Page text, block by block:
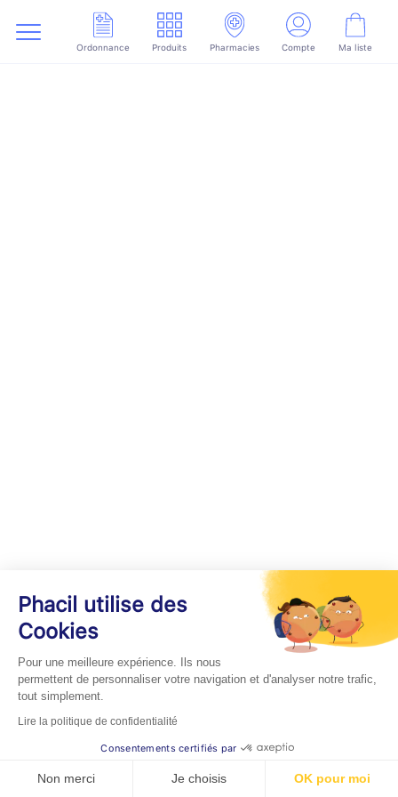
Ordonnance Produits Pharmacies Compte Ma liste
Phacil utilise des
Cookies
Pour une meilleure expérience. Ils nous
permettent de personnaliser votre navigation et d'analyser notre trafic,
tout simplement.
Lire la politique de confidentialité
Consentements certifiés par
Non merci Je choisis OK pour moi